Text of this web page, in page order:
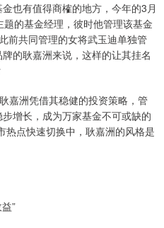
有值得商榷的地方，今年的3月
的基金经理，彼时他管理该基金
前共同管理的女将武玉迪单独管
的耿嘉洲来说，这样的让其挂名
洲凭借其稳健的投资策略，管
增长，成为万家基金不可或缺的
热点快速切换中，耿嘉洲的风格是
”